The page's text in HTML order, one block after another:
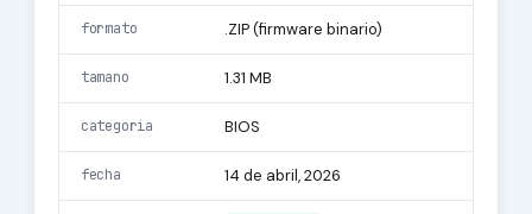
formato .ZIP (firmware binario)
tamano 1.31 MB
categoria BIOS
fecha 14 de abril, 2026